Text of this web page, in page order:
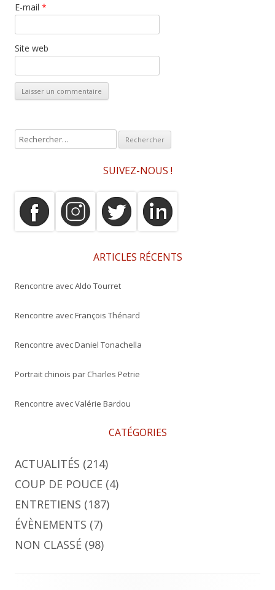
E-mail *
Site web
e
SUIVEZ-NOUS !
ARTICLES RÉCENTS
Rencontre avec Aldo Tourret
Rencontre avec François Thénard
Rencontre avec Daniel Tonachella
Portrait chinois par Charles Petrie
Rencontre avec Valérie Bardou
CATÉGORIES
ACTUALITÉS (214)
COUP DE POUCE (4)
ENTRETIENS (187)
ÉVÈNEMENTS (7)
NON CLASSÉ (98)